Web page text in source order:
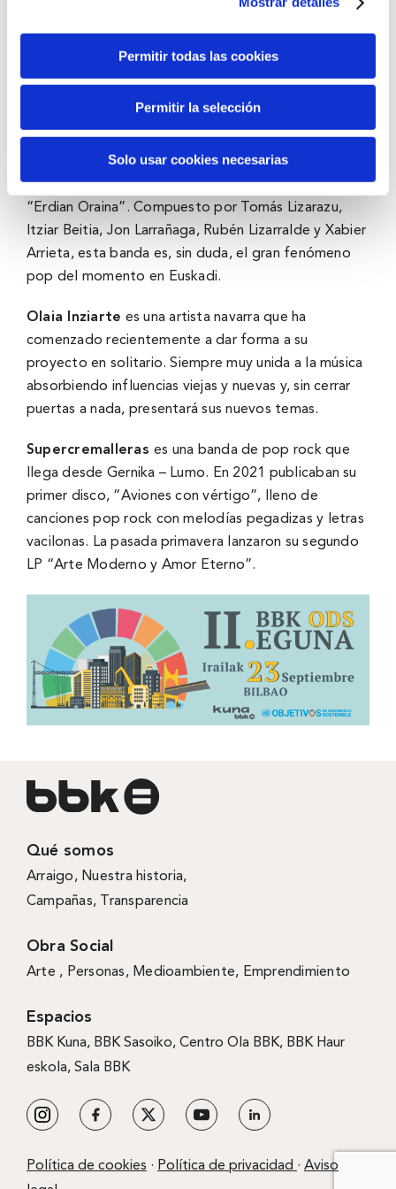
Permitir todas las cookies
Permitir la selección
Solo usar cookies necesarias
El broche de oro de la jornada llegará de la
mano de KUNA FEST, que reunirá a las
BULEGO, OLAIA INZIARTE y
Bulegoconquistó al público con su disco debut,
“Erdian Oraina”. Compuesto por Tomás Lizarazu,
Itziar Beitia, Jon Larrañaga, Rubén Lizarralde y Xabier
Arrieta, esta banda es, sin duda, el gran fenómeno
pop del momento en Euskadi.
Olaia Inziarte es una artista navarra que ha
comenzado recientemente a dar forma a su
proyecto en solitario. Siempre muy unida a la música
absorbiendo influencias viejas y nuevas y, sin cerrar
puertas a nada, presentará sus nuevos temas.
Supercremallerases una banda de pop rock que
llega desde Gernika – Lumo. En 2021 publicaban su
primer disco, “Aviones con vértigo”, lleno de
canciones pop rock con melodías pegadizas y letras
vacilonas. La pasada primavera lanzaron su segundo
LP “Arte Moderno y Amor Eterno”.
Qué somos
Arraigo, Nuestra historia,
Campañas, Transparencia
Obra Social
Arte , Personas, Medioambiente, Emprendimiento
Espacios
BBK Kuna, BBK Sasoiko, Centro Ola BBK, BBK Haur
eskola, Sala BBK
Política de cookies · Política de privacidad · Aviso